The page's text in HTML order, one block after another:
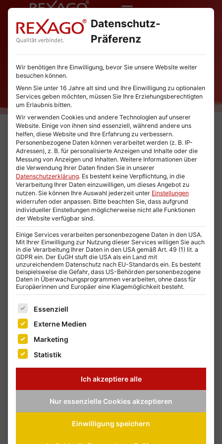
Kostenlose E-Books
Praktische Leitfäden für Deinen Erfolg
Sichere B2B-Telefonwerbung und Briefwerbung
betreiben.
Die 10 Regeln für
verkaufsstarke Texte
In diesem E-Book erfährst Du als B2B-Marketer
Datenschutz-
Präferenz
Wir benötigen Ihre Einwilligung, bevor Sie unsere Website weiter
besuchen können.
Wenn Sie unter 16 Jahre alt sind und Ihre Einwilligung zu optionalen
Services geben möchten, müssen Sie Ihre Erziehungsberechtigten
um Erlaubnis bitten.
Wir verwenden Cookies und andere Technologien auf unserer
Website. Einige von ihnen sind essenziell, während andere uns
helfen, diese Website und Ihre Erfahrung zu verbessern.
Personenbezogene Daten können verarbeitet werden (z. B. IP-
Adressen), z. B. für personalisierte Anzeigen und Inhalte oder die
Messung von Anzeigen und Inhalten. Weitere Informationen über
die Verwendung Ihrer Daten finden Sie in unserer
Datenschutzerklärung. Es besteht keine Verpflichtung, in die
Verarbeitung Ihrer Daten einzuwilligen, um dieses Angebot zu
nutzen. Sie können Ihre Auswahl jederzeit unter Einstellungen
widerrufen oder anpassen. Bitte beachten Sie, dass aufgrund
individueller Einstellungen möglicherweise nicht alle Funktionen
der Website verfügbar sind.
Einige Services verarbeiten personenbezogene Daten in den USA.
Mit Ihrer Einwilligung zur Nutzung dieser Services willigen Sie auch
in die Verarbeitung Ihrer Daten in den USA gemäß Art. 49 (1) lit. a
GDPR ein. Der EuGH stuft die USA als ein Land mit
unzureichendem Datenschutz nach EU-Standards ein. Es besteht
beispielsweise die Gefahr, dass US-Behörden personenbezogene
Daten in Überwachungsprogrammen verarbeiten, ohne dass für
Europäerinnen und Europäer eine Klagemöglichkeit besteht.
Es folgt eine Liste der Service-Gruppen, für die eine
Essenziell
Externe Medien
Marketing
Statistik
Ich akzeptiere alle
Nur essenzielle Cookies akzeptieren
Einwilligung speichern